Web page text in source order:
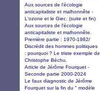
Aux sources de l'écologie
anticapitaliste et malhonnête -
L'ozone et le Giec. (suite et fin)
Aux sources de l'écologie
anticapitaliste et malhonnête.
Première partie : 1970-1982/
Discrédit des hommes politiques
: pourquoi ? Le triste exemple de
Christophe Béchu.
Article de Jérôme Fourquet -
Seconde partie 2000-2024
Le faux diagnostic de Jérôme
Fourquet sur la fin du " modèle